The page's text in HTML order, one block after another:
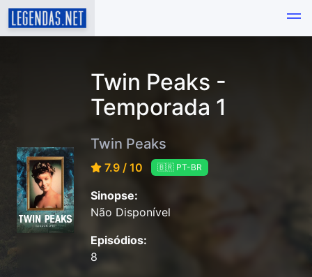
Twin Peaks -
Temporada 1
Twin Peaks
7.9 / 10 🇧🇷 PT-BR
Sinopse:
Não Disponível
Episódios:
8